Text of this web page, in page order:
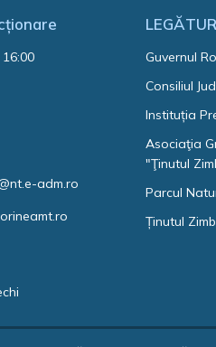
adm.ro
Guvernul
Consiliul
Instituția
Asociaţia
"Ţinutul
Parcul
Ținutul